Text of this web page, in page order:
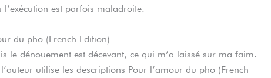
est parfois maladroite.
du pho (French Edition)
le dénouement est décevant, ce qui m’a laissé sur ma faim.
utilise les descriptions Pour l’amour du pho (French